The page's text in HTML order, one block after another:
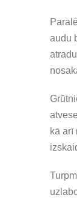
audu
kā arī